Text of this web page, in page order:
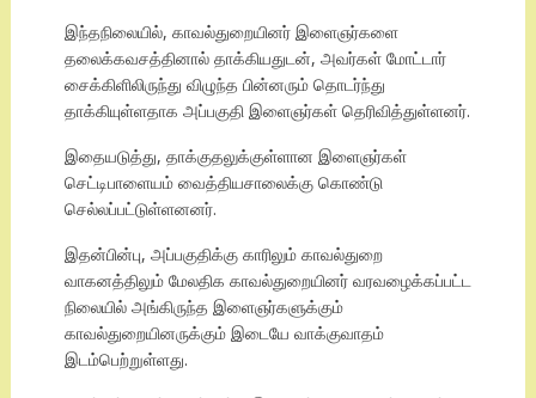
இந்தநிலையில், காவல்துறையினர் இளைஞர்களை
தலைக்கவசத்தினால் தாக்கியதுடன், அவர்கள் மோட்டார்
சைக்கிளிலிருந்து விழுந்த பின்னரும் தொடர்ந்து
தாக்கியுள்ளதாக அப்பகுதி இளைஞர்கள் தெரிவித்துள்ளனர்.
இதையடுத்து, தாக்குதலுக்குள்ளான இளைஞர்கள்
செட்டிபாளையம் வைத்தியசாலைக்கு கொண்டு
செல்லப்பட்டுள்ளனனர்.
இதன்பின்பு, அப்பகுதிக்கு காரிலும் காவல்துறை
வாகனத்திலும் மேலதிக காவல்துறையினர் வரவழைக்கப்பட்ட
நிலையில் அங்கிருந்த இளைஞர்களுக்கும்
காவல்துறையினருக்கும் இடையே வாக்குவாதம்
இடம்பெற்றுள்ளது.